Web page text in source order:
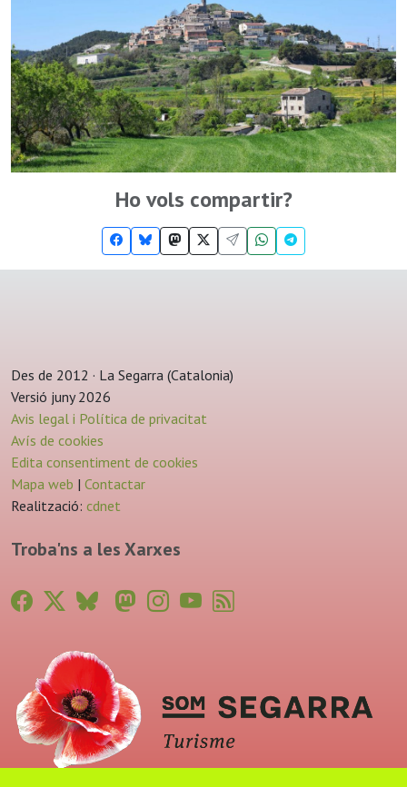
Ho vols compartir?
Des de 2012 · La Segarra (Catalonia)
Versió juny 2026
Avis legal i Política de privacitat
Avís de cookies
Edita consentiment de cookies
Mapa web | Contactar
Realització: cdnet
Troba'ns a les Xarxes